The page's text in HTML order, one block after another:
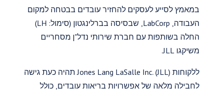
במאמץ לסייע לעסקים להחזיר עובדים בבטחה למקום
העבודה, LabCorp, שבסיסה בברלינגטון (סימול: LH)
החלה בשותפות עם חברת שירותי נדל"ן מסחריים
משיקגו JLL.
ללקוחות Jones Lang LaSalle Inc. (JLL) תהיה כעת גישה
לחבילה מלאה של אפשרויות בריאות עובדים, כולל